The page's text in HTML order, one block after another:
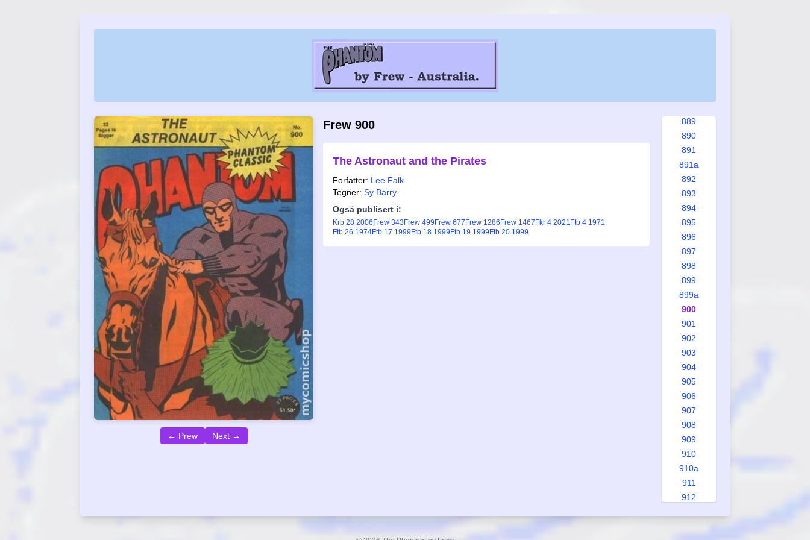
← Prew Next →
Frew 900
The Astronaut and the Pirates
Forfatter: Lee Falk
Tegner: Sy Barry
Også publisert i:
Krb 28 2006 Frew 343 Frew 499 Frew 677 Frew 1286 Frew 1467 Fkr 4 2021 Ftb 4 1971
Ftb 26 1974Ftb 17 1999 Ftb 18 1999 Ftb 19 1999 Ftb 20 1999
889
890
891
891a
892
893
894
895
896
897
898
899
899a
900
901
902
903
904
905
906
907
908
909
910
910a
911
912